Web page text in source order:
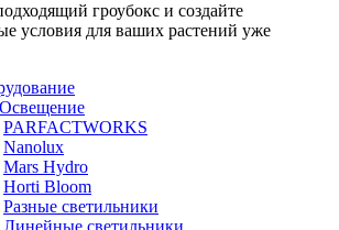
гроубокс и создайте
условия для ваших растений уже
PARFACTWORKS
Nanolux
Mars Hydro
Horti Bloom
Разные светильники
Линейные светильники